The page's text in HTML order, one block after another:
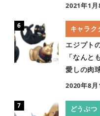
2021年1月
キャラク
エジプト
「なんと
愛しの肉
2020年8月
どうぶつ